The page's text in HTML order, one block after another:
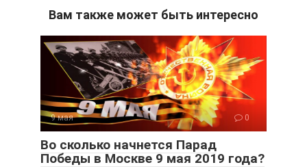
n
o
kl
a
ss
ni
ki
er e
gr
a
m
.R
u
Вам также может быть интересно
9 мая 0
Во сколько начнется Парад
Победы в Москве 9 мая 2019 года?